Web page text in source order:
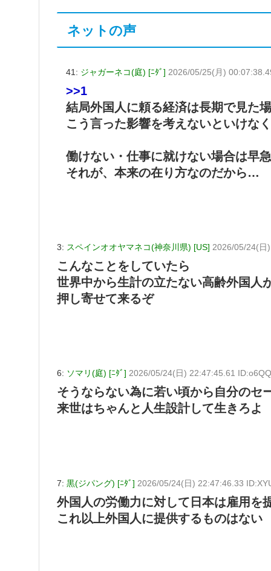
ネットの声
41: ジャガーネコ(庭) [ﾆﾀﾞ] 2026/05/25(月)
>>1
結局外国人に頼る経済は長期で見た
こう言った影響を考えないといけな
働けない・仕事に就けない場合は早
それが、本来の在り方なのだから…
3: スペインオオヤマネコ(神奈川県) [US] 2026/05/24(日
こんなことをしていたら
世界中から生計の立たない高齢外国人
押し寄せて来るぞ
6: ソマリ(庭) [ﾆﾀﾞ] 2026/05/24(日) 22:47:45.61
そうならない為に若い頃から自分のセ
来世はちゃんと人生設計して生きろよ
7: 黒(ジパング) [ﾆﾀﾞ] 2026/05/24(日) 22:47:46.33
外国人の労働力に対して日本は雇用を
これ以上外国人に提供するものはない